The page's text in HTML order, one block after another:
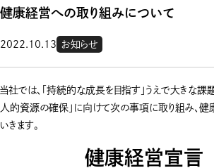
健康経営への取り組みについて
2022.10.13 お知らせ
当社では、「持続的な成長を目指す」うえで大きな課
人的資源の確保」に向けて次の事項に取り組み、健
いきます。
健康経営宣言